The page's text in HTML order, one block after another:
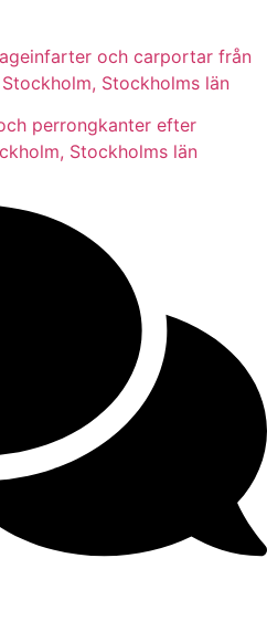
och carportar från
Stockholms län
perrongkanter efter
Stockholms län